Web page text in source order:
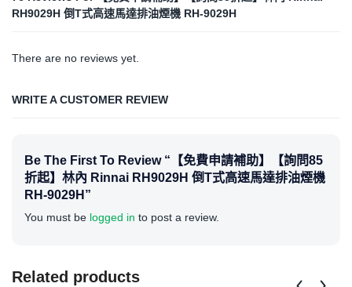
RH9029H 倒T式高速馬達排油煙機 RH-9029H
There are no reviews yet.
WRITE A CUSTOMER REVIEW
Be The First To Review “【免費申請補助】【詢問85
折起】林內 Rinnai RH9029H 倒T式高速馬達排油煙機
RH-9029H”
You must be logged in to post a review.
Related products